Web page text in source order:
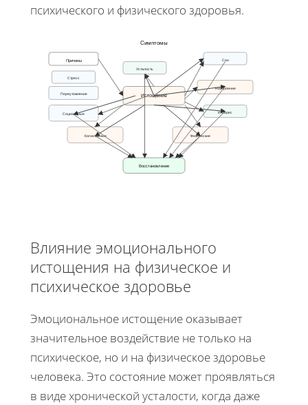
психического и физического здоровья.
Симптомы
Причины
Стресс
Переутомление Истощение
Усталость
Сон
Настроение
Интерес
Когнитивные Физические
Социальные
Восстановление
Влияние эмоционального
истощения на физическое и
психическое здоровье
Эмоциональное истощение оказывает
значительное воздействие не только на
психическое, но и на физическое здоровье
человека. Это состояние может проявляться
в виде хронической усталости, когда даже